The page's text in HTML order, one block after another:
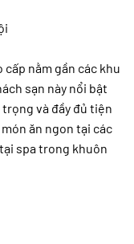
nằm gần các khu
sạn này nổi bật
và đầy đủ tiện
ăn ngon tại các
spa trong khuôn